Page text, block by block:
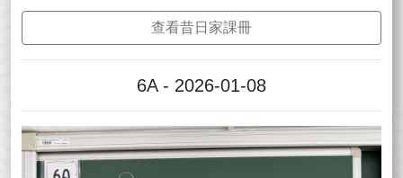
查看昔日家課冊
6A - 2026-01-08